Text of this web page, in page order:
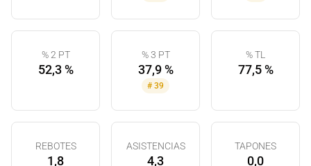
% 2 PT
52,3 %
% 3 PT
37,9 %
# 39
% TL
77,5 %
REBOTES
1,8
ASISTENCIAS
4,3
TAPONES
0,0